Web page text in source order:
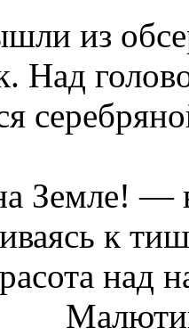
из
Над
—
к
над